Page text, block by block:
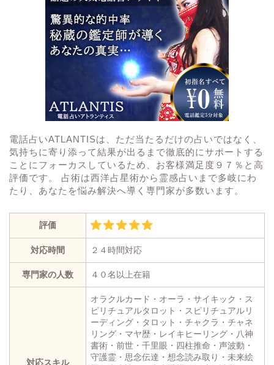
電話占いATLANTISは、ただ当たるだけの占いではなく、
気持ちに寄り添って結果が出るまで徹底的にサポートする
ことにフォーカスしているため、お客様満足度９７％と高
評価です。 占術は西洋占星術から霊感占いまで多岐にわ
たり、あなたを悩み解決へ導く専門家が多数います。
評価
対応時間 ２４時間対応
専門家の人数 ４０名以上在籍
対応スキル
オラクルカード・オーラ・サイキック・ス
ピリチュアルタロット・スピリチュアルリ
ーディング・タロット・チャクラ・チャネ
リング・マヤ歴・レイキヒーリング・八神
書術・前世・千里眼・四柱推命・声波動・
守護霊・思念伝達・想念読み取り・未来絵